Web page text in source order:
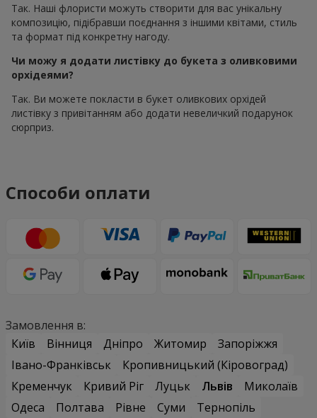
Так. Наші флористи можуть створити для вас унікальну
композицію, підібравши поєднання з іншими квітами, стиль
та формат під конкретну нагоду.
Чи можу я додати листівку до букета з оливковими
орхідеями?
Так. Ви можете покласти в букет оливкових орхідей
листівку з привітанням або додати невеличкий подарунок
сюрприз.
Способи оплати
Замовлення в:
Київ
Вінниця Дніпро Житомир
Запоріжжя
Івано-Франківськ
Кропивницький (Кіровоград)
Кременчук
Кривий Ріг Луцьк Львів
Миколаїв
Одеса
Полтава Рівне Суми
Тернопіль